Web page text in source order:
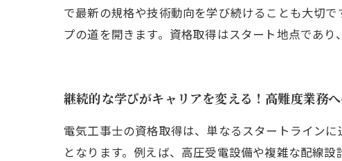
で最新の規格や技術動向を学び続けることも大切
プの道を開きます。資格取得はスタート地点であ
継続的な学びがキャリアを変える！高難度業務
電気工事士の資格取得は、単なるスタートライン
となります。例えば、高圧受電設備や複雑な配線